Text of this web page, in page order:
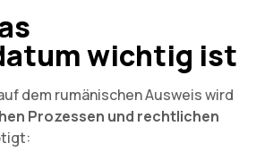
wichtig ist
dem rumänischen Ausweis wird
Prozessen und rechtlichen